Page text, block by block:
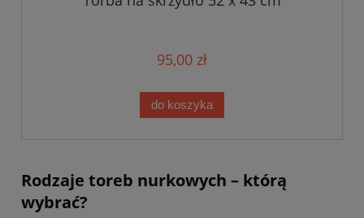
95,00 zł
do koszyka
Rodzaje toreb nurkowych – którą
wybrać?